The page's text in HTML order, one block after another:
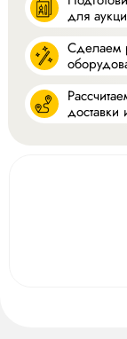
для
Сделаем
доставки